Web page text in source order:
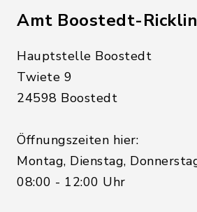
Amt Boostedt-
Hauptstelle Boostedt
Twiete 9
24598 Boostedt
Öffnungszeiten hier:
Montag, Dienstag,
08:00 - 12:00 Uhr